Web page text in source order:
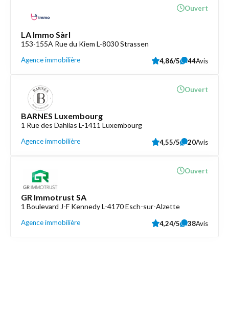
LA Immo Sàrl
153-155A Rue du Kiem L-8030 Strassen
Agence immobilière
Ouvert
4,86/5 44Avis
BARNES Luxembourg
1 Rue des Dahlias L-1411 Luxembourg
Agence immobilière
Ouvert
4,55/5 20Avis
GR Immotrust SA
1 Boulevard J-F Kennedy L-4170 Esch-sur-Alzette
Agence immobilière
Ouvert
4,24/5 38Avis